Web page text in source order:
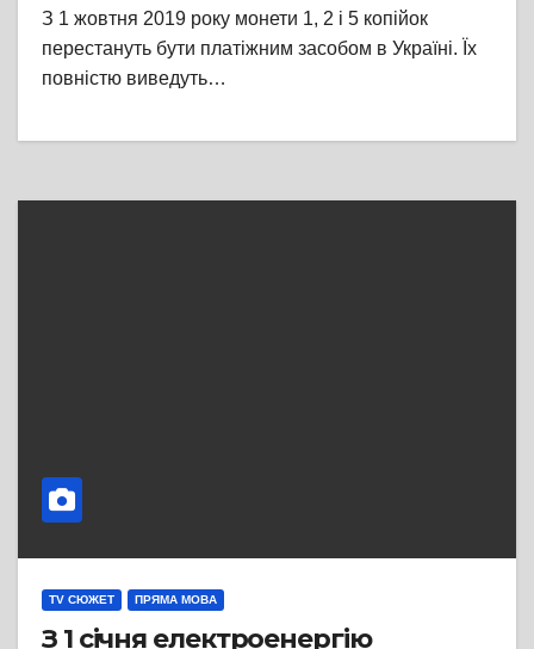
З 1 жовтня 2019 року монети 1, 2 і 5 копійок
перестануть бути платіжним засобом в Україні. Їх
повністю виведуть…
TV СЮЖЕТ ПРЯМА МОВА
З 1 січня електроенергію